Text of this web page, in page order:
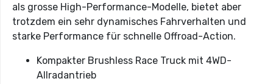
als grosse High-Performance-Modelle, bietet aber
trotzdem ein sehr dynamisches Fahrverhalten und
starke Performance für schnelle Offroad-Action.
Kompakter Brushless Race Truck mit 4WD-
Allradantrieb